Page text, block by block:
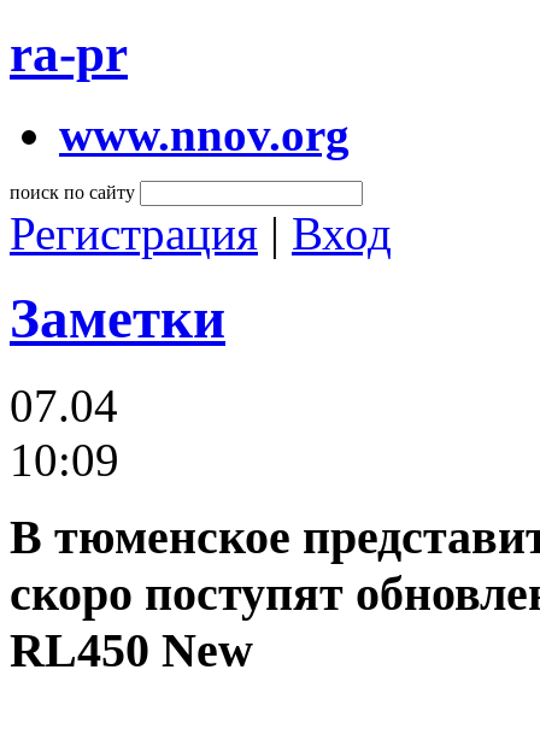
ra-pr
www.nnov.org
поиск по сайту
Регистрация | Вход
Заметки
07.04
10:09
В тюменское
скоро поступят
RL450 New